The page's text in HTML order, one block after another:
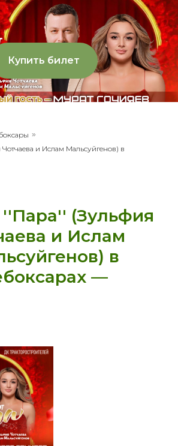
Купить билет
»
и Ислам Мальсуйгенов) в
(Зульфия
и Ислам
в
—